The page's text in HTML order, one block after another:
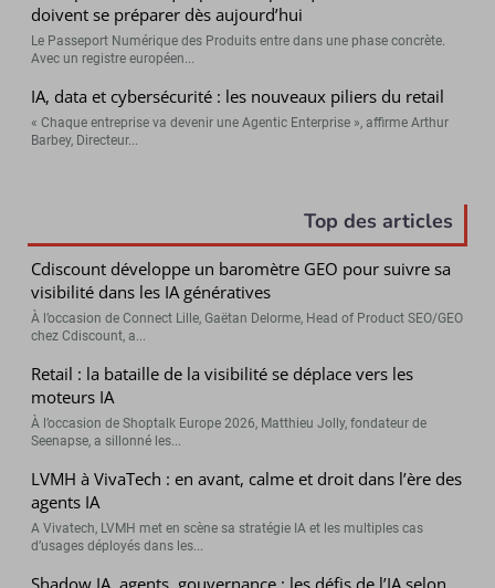
doivent se préparer dès aujourd’hui
Le Passeport Numérique des Produits entre dans une phase concrète.
Avec un registre européen...
IA, data et cybersécurité : les nouveaux piliers du retail
« Chaque entreprise va devenir une Agentic Enterprise », affirme Arthur
Barbey, Directeur...
Top des articles
Cdiscount développe un baromètre GEO pour suivre sa
visibilité dans les IA génératives
À l’occasion de Connect Lille, Gaëtan Delorme, Head of Product SEO/GEO
chez Cdiscount, a...
Retail : la bataille de la visibilité se déplace vers les
moteurs IA
À l’occasion de Shoptalk Europe 2026, Matthieu Jolly, fondateur de
Seenapse, a sillonné les...
LVMH à VivaTech : en avant, calme et droit dans l’ère des
agents IA
A Vivatech, LVMH met en scène sa stratégie IA et les multiples cas
d’usages déployés dans les...
Shadow IA, agents, gouvernance : les défis de l’IA selon